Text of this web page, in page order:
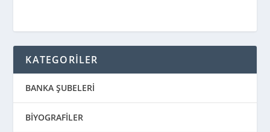
KATEGORİLER
BANKA ŞUBELERİ
BİYOGRAFİLER